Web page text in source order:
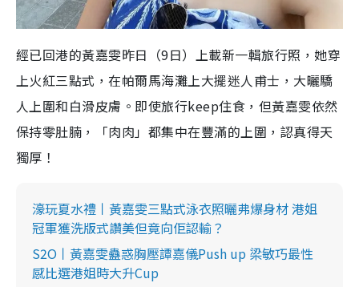
經已回港的黃嘉雯昨日（9日）上載新一輯旅行照，她穿
上火紅三點式，在帕爾馬海灘上大擺迷人甫士，大曬驕
人上圍和白滑皮膚。即使旅行keep住食，但黃嘉雯依然
保持零肚腩，「肉肉」都集中在豐滿的上圍，認真得天
獨厚！
濠玩夏水禮丨黃嘉雯三點式泳衣照曬弗爆身材 港姐
冠軍獲洗版式讚美但竟向佢認輸？
S2O丨黃嘉雯蠱惑胸壓譚嘉儀Push up 梁敏巧最性
感比選港姐時大升Cup